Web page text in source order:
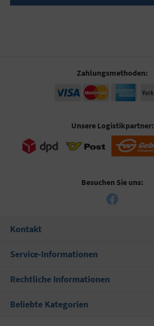
Zahlungsmethoden:
Unsere Logistikpartner:
Besuchen Sie uns:
Kontakt
Service-Informationen
Rechtliche Informationen
Beliebte Kategorien